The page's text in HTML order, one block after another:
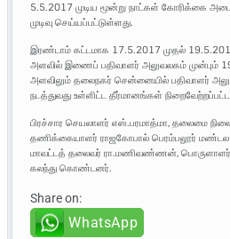
5.5.2017 முடிய மூன்று நாட்கள் கோரிக்கை
முடிவு செய்யப்பட்டுள்ளது.
இரண்டாம் கட்டமாக 17.5.2017 முதல்
அளவில் இணைப் பதிவாளர் அலுவலகம் முன்பும்
அளவிலும் தலைநகர் சென்னையில் பதிவாளர்
நடத்துவது உள்ளிட்ட தீர்மானங்கள்
பிரச்சார செயலாளர் எஸ்.பரமாத்மா, தலைமை
தணிக்கையாளர் ராஜகோபால் பெரம்பலூர் மண்டல
மாவட்டத் தலைவர் ரா.மணிவண்ணன், பொருளாளர்
கலந்து கொண்டனர்.
Share on:
WhatsApp